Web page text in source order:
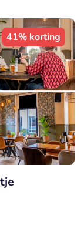
41% korting